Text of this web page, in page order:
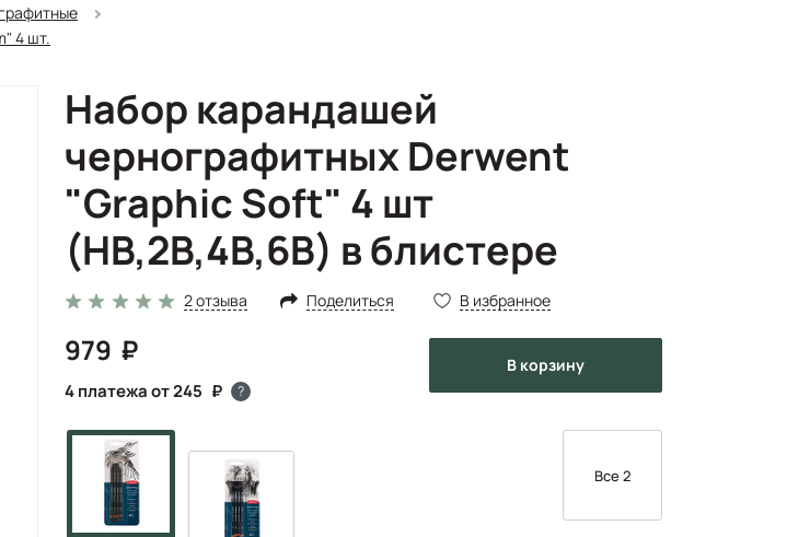
4 шт.
Набор карандашей
чернографитных Derwent
"Graphic Soft" 4 шт
(HB,2B,4B,6B) в блистере
2 отзыва Поделиться В избранное
979
4 платежа от 245 ?
в корзину
Все 2